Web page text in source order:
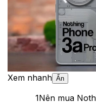
Xem nhanh Ẩn
1Nên mua